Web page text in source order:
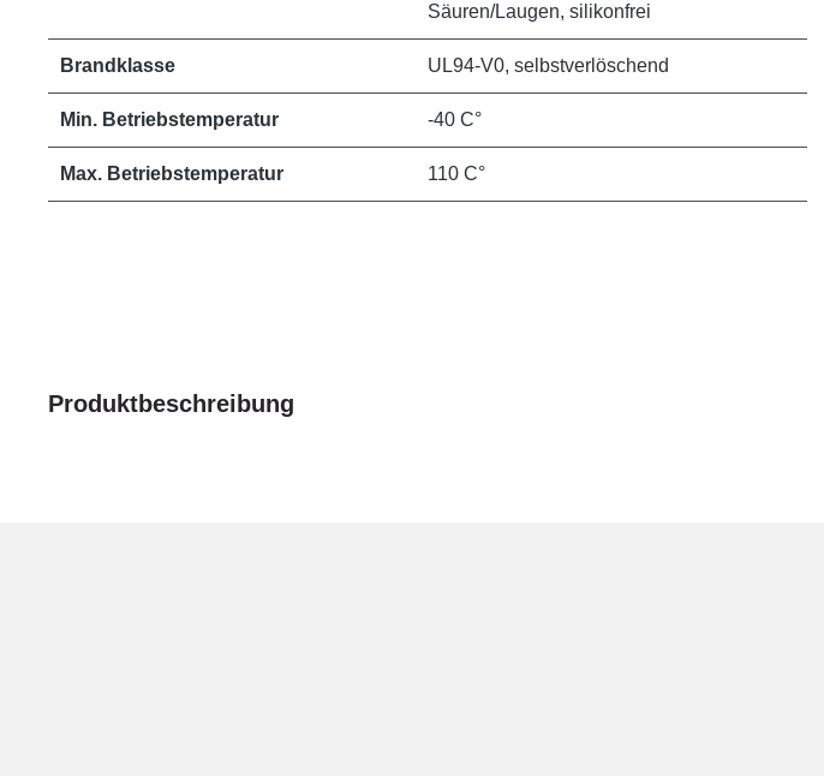
Säuren/Laugen, silikonfrei
Brandklasse UL94-V0, selbstverlöschend
Min. Betriebstemperatur -40 C°
Max. Betriebstemperatur 110 C°
Produktbeschreibung